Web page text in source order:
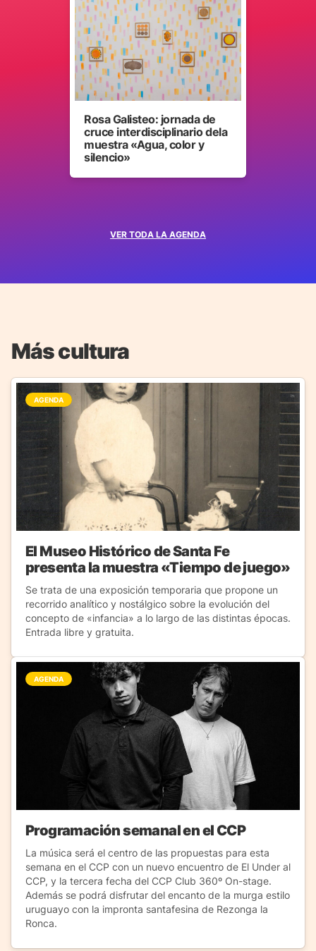
VER TODA LA AGENDA
Rosa Galisteo: jornada de
cruce interdisciplinario dela
muestra «Agua, color y
silencio»
Más cultura
AGENDA
El Museo Histórico de Santa Fe
presenta la muestra «Tiempo de juego»
Se trata de una exposición temporaria que propone un
recorrido analítico y nostálgico sobre la evolución del
concepto de «infancia» a lo largo de las distintas épocas.
Entrada libre y gratuita.
AGENDA
Programación semanal en el CCP
La música será el centro de las propuestas para esta
semana en el CCP con un nuevo encuentro de El Under al
CCP, y la tercera fecha del CCP Club 360º On-stage.
Además se podrá disfrutar del encanto de la murga estilo
uruguayo con la impronta santafesina de Rezonga la
Ronca.